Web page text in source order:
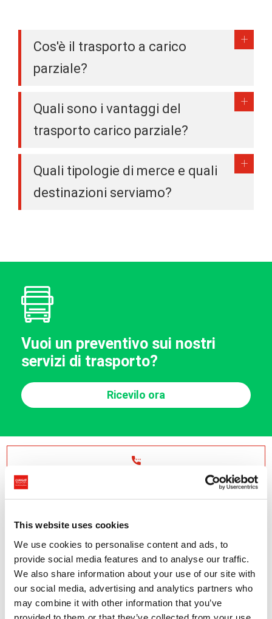
This website uses cookies
We use cookies to personalise content and ads, to
provide social media features and to analyse our traffic.
We also share information about your use of our site with
our social media, advertising and analytics partners who
may combine it with other information that you’ve
Cos'è il trasporto a carico
parziale?
Quali sono i vantaggi del
trasporto carico parziale?
Quali tipologie di merce e quali
destinazioni serviamo?
Vuoi un preventivo sui nostri
servizi di trasporto?
Ricevilo ora
Oppure contattaci telefonicamente
Fatti richiamare